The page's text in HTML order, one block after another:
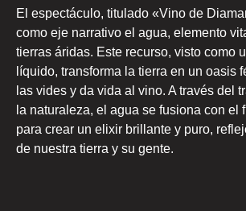
El espectáculo, titulado «Vino de
como eje narrativo el agua, elemento
tierras áridas. Este recurso, visto como
líquido, transforma la tierra en un oasis
las vides y da vida al vino. A través del
la naturaleza, el agua se fusiona con el
para crear un elixir brillante y puro,
de nuestra tierra y su gente.